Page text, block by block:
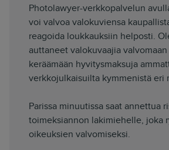
Photolawyer-verkkopalvelun
voi valvoa valokuviensa
reagoida loukkauksiin helposti.
auttaneet valokuvaajia
keräämään hyvitysmaksuja
verkkojulkaisuilta kymmenistä eri
Parissa minuutissa saat annettua
toimeksiannon lakimiehelle, joka
oikeuksien valvomiseksi.